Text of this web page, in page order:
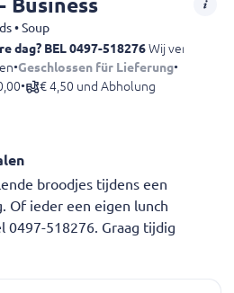
Business
• Soup
dag? BEL 0497-518276Wij verzorgen
•Geschlossen für Lieferung•
• € 4,50 und Abholung
broodjes tijdens een
Of ieder een eigen lunch
0497-518276. Graag tijdig